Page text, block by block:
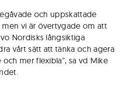
och uppskattade
vi är övertygade om att
Nordisks långsiktiga
vårt sätt att tänka och agera
mer flexibla", sa vd Mike